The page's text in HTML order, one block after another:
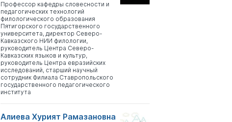
Профессор кафедры словесности и
педагогических технологий
филологического образования
Пятигорского государственного
университета, директор Северо-
Кавказского НИИ филологии,
руководитель Центра Северо-
Кавказских языков и культур,
руководитель Центра евразийских
исследований, старший научный
сотрудник Филиала Ставропольского
государственного педагогического
института
Алиева Хурият Рамазановна